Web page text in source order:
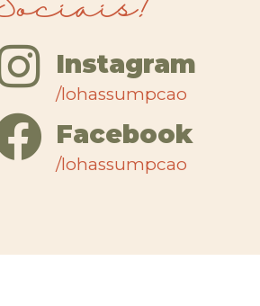
Instagram
/lohassumpcao
Facebook
/lohassumpcao